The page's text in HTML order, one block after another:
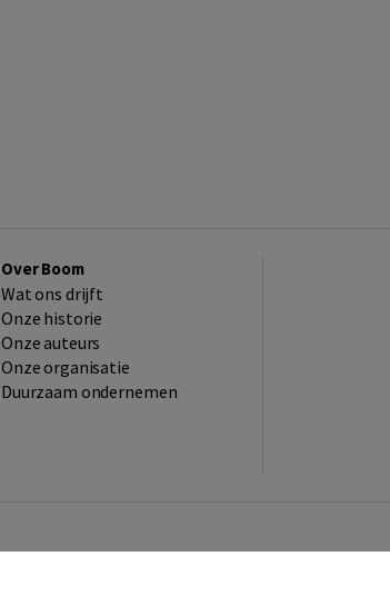
Over Boom
Wat ons drijft
Onze historie
Onze auteurs
Onze organisatie
Duurzaam ondernemen